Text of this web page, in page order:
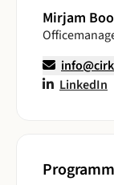
Mirjam
LinkedIn